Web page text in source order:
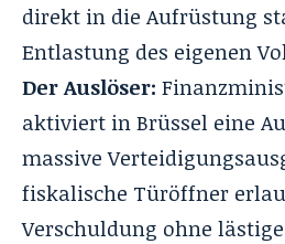
direkt in die Aufrüstung
Entlastung des eigenen
Der Auslöser:
aktiviert in Brüssel eine
massive
fiskalische Türöffner
Verschuldung ohne